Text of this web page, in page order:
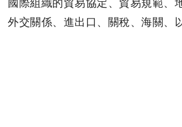
外交關係、進出口、關稅、海關、